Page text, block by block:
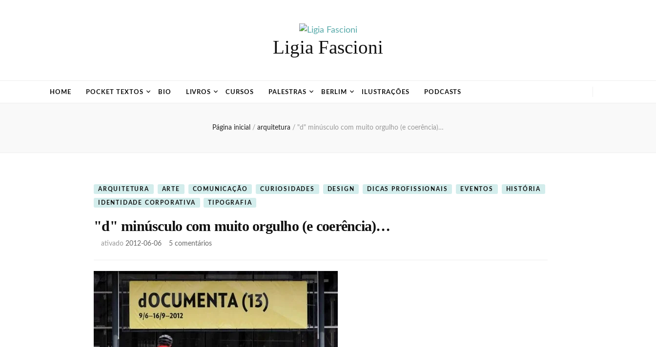
Ligia Fascioni
HOME POCKET TEXTOS BIO LIVROS CURSOS PALESTRAS BERLIM ILUSTRAÇÕES PODCASTS
Página inicial / arquitetura / "d" minúsculo com muito orgulho (e coerência)…
ARQUITETURA ARTE COMUNICAÇÃO CURIOSIDADES DESIGN DICAS PROFISSIONAIS EVENTOS HISTÓRIA
IDENTIDADE CORPORATIVA TIPOGRAFIA
"d" minúsculo com muito orgulho (e coerência)…
ativado 2012-06-06 5 comentáriosem
com
muito
orgulho
(e